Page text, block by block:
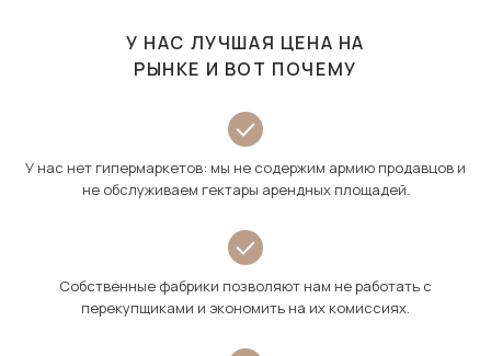
У НАС ЛУЧШАЯ ЦЕНА НА
РЫНКЕ И ВОТ ПОЧЕМУ
У нас нет гипермаркетов: мы не содержим армию продавцов и
не обслуживаем гектары арендных площадей.
Собственные фабрики позволяют нам не работать с
перекупщиками и экономить на их комиссиях.